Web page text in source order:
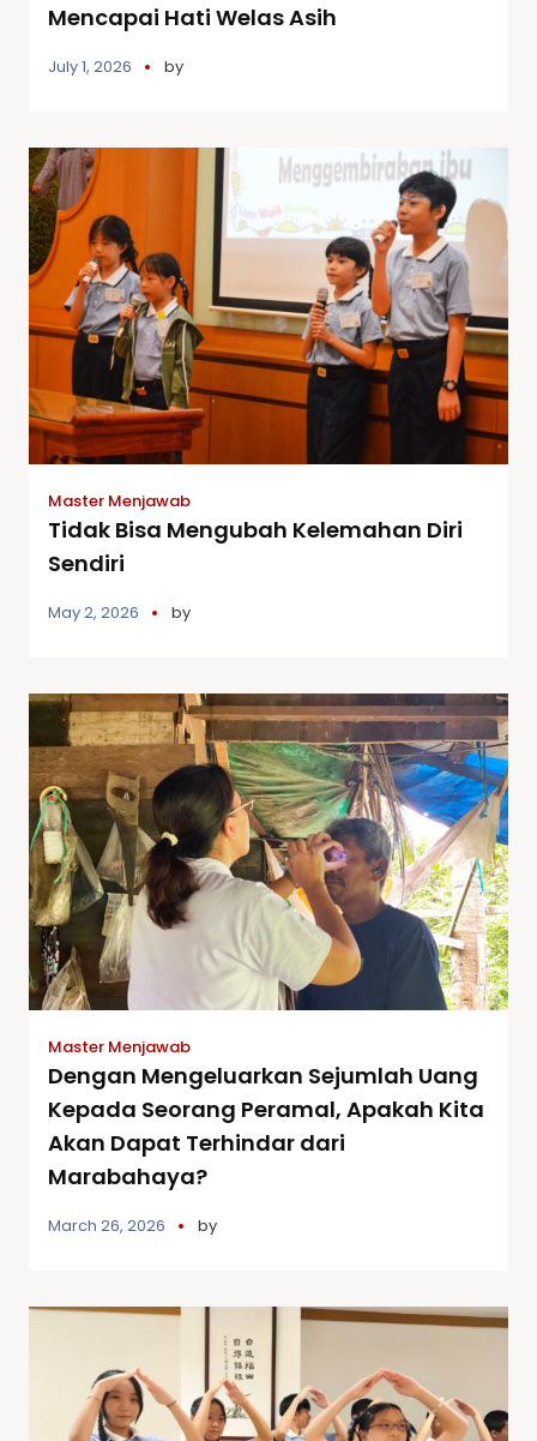
Mencapai Hati Welas Asih
July 1, 2026 by
Master Menjawab
Tidak Bisa Mengubah Kelemahan Diri
Sendiri
May 2, 2026 by
Master Menjawab
Dengan Mengeluarkan Sejumlah Uang
Kepada Seorang Peramal, Apakah Kita
Akan Dapat Terhindar dari
Marabahaya?
March 26, 2026 by